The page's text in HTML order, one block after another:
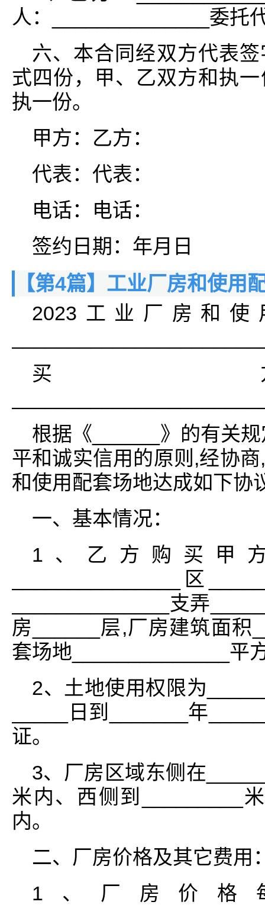
人：______________委托
六、本合同经双方代表
式四份，甲、乙双方和执
执一份。
甲方：乙方：
代表：代表：
电话：电话：
签约日期：年月日
【第4篇】工业厂房和使用
2023工业厂房和
买
根据《______》的有关
平和诚实信用的原则,经协
和使用配套场地达成如下协
一、基本情况：
1、乙方购买甲方
_______________区
______________支弄
房______层,厂房建筑面积
套场地______________平
2、土地使用权限为
_____日到_______年
证。
3、厂房区域东侧在
米内、西侧到_________
内。
二、厂房价格及其它费用
1、厂房价格